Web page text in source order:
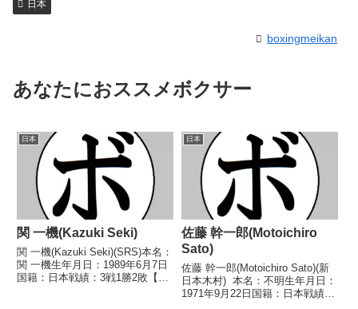
日本
boxingmeikan
あなたにおススメボクサー
日本
関 一機(Kazuki Seki)
関 一機(Kazuki Seki)(SRS)本名：
関 一機生年月日：1989年6月7日
国籍：日本戦績：3戦1勝2敗【獲
日本
佐藤 幹一郎(Motoichiro
Sato)
佐藤 幹一郎(Motoichiro Sato)(新
日本木村) 本名：不明生年月日：
1971年9月22日国籍：日本戦績：